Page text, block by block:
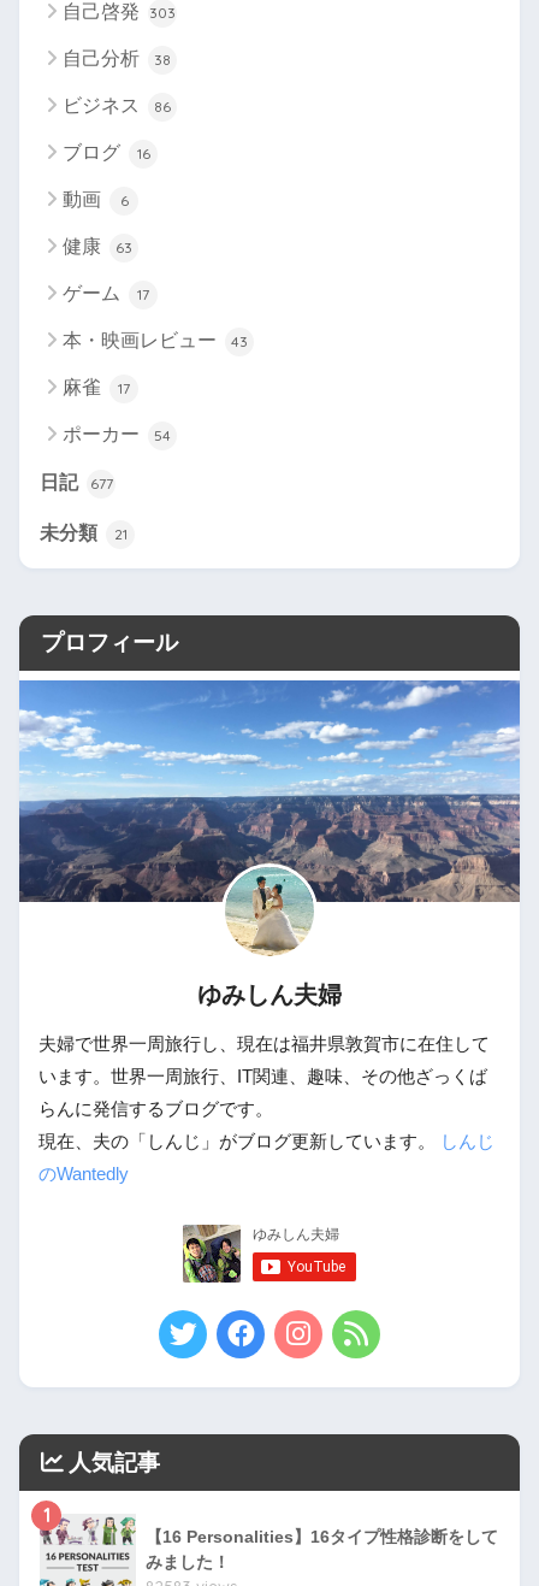
自己啓発 303
自己分析 38
ビジネス 86
ブログ 16
動画 6
健康 63
ゲーム 17
本・映画レビュー 43
麻雀 17
ポーカー 54
日記 677
未分類 21
プロフィール
ゆみしん夫婦
夫婦で世界一周旅行し、現在は福井県敦賀市に在住して
います。世界一周旅行、IT関連、趣味、その他ざっくば
らんに発信するブログです。
現在、夫の「しんじ」がブログ更新しています。
しんじ
のWantedly
人気記事
1
【16 Personalities】16タイプ性格診断をして
みました！